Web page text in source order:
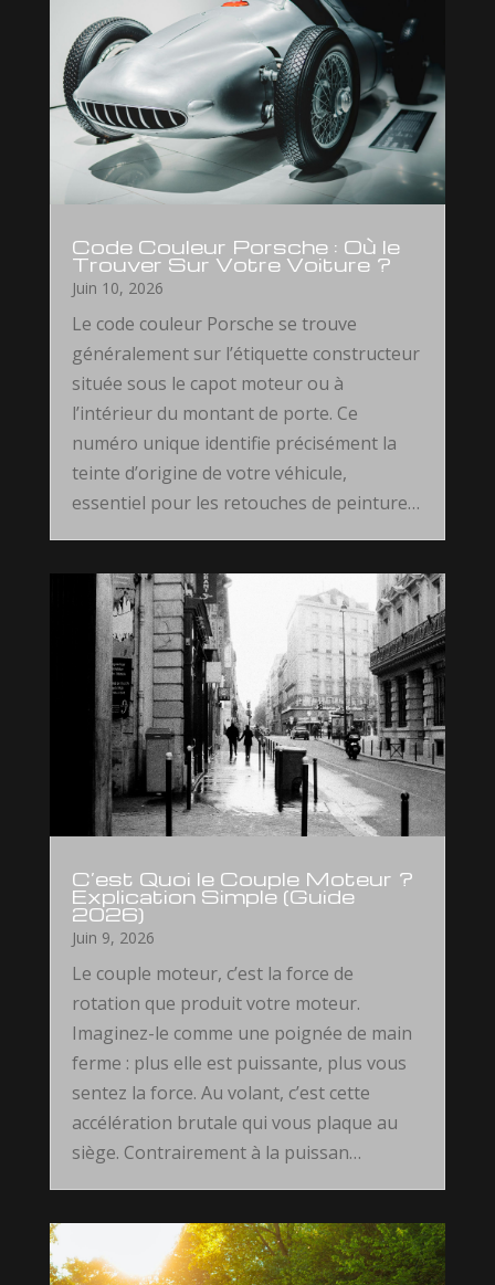
Code Couleur Porsche : Où le
Trouver Sur Votre Voiture ?
Juin 10, 2026
Le code couleur Porsche se trouve
généralement sur l’étiquette constructeur
située sous le capot moteur ou à
l’intérieur du montant de porte. Ce
numéro unique identifie précisément la
teinte d’origine de votre véhicule,
essentiel pour les retouches de peinture…
C’est Quoi le Couple Moteur ?
Explication Simple (Guide
2026)
Juin 9, 2026
Le couple moteur, c’est la force de
rotation que produit votre moteur.
Imaginez-le comme une poignée de main
ferme : plus elle est puissante, plus vous
sentez la force. Au volant, c’est cette
accélération brutale qui vous plaque au
siège. Contrairement à la puissan…